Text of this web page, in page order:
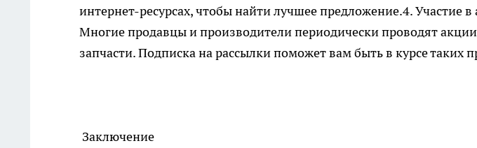
интернет-ресурсах, чтобы найти лучшее предложение.4. Участие
Многие продавцы и производители периодически проводят
запчасти. Подписка на рассылки поможет вам быть в курсе таких
Заключение